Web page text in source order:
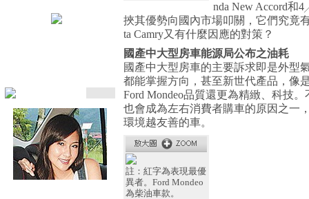
nda New Accord和
挾其優勢向國內市場叩關，它們究竟
ta Camry又有什麼因應的對策？
國產中大型房車能源局公布之油耗
國產中大型房車的主要訴求即是外型
都能掌握方向，甚至新世代產品，像
Ford Mondeo品質還更為精緻、科技
也會成為左右消費者購車的原因之一
環境越友善的車。
註：紅字為表現最優
異者。Ford Mondeo
為柴油車款。